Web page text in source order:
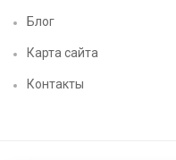
Блог
Карта сайта
Контакты